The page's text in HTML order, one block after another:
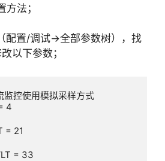
法；
配置/调试->全部参数树），找
以下参数；
监控使用模拟采样方式
4
= 21
= 33